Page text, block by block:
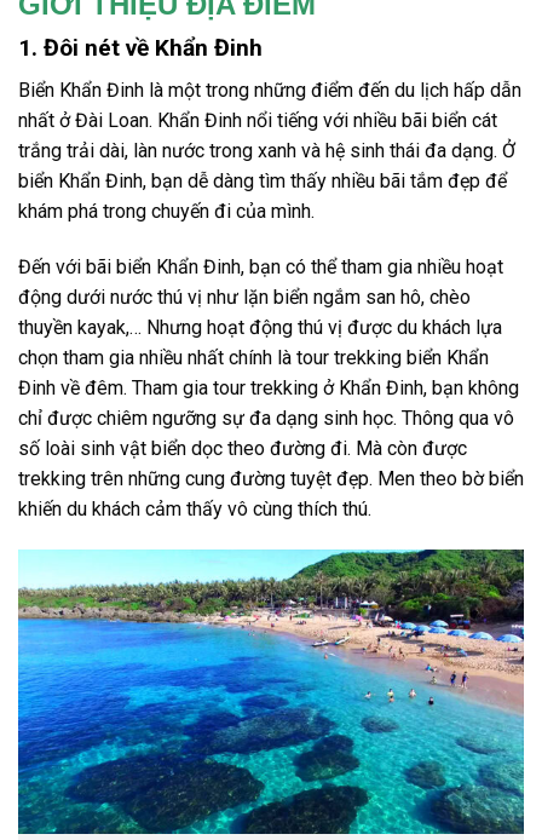
1. Đôi nét về Khẩn Đinh
Biển Khẩn Đinh là một trong những điểm đến du lịch hấp dẫn
nhất ở Đài Loan. Khẩn Đinh nổi tiếng với nhiều bãi biển cát
trắng trải dài, làn nước trong xanh và hệ sinh thái đa dạng. Ở
biển Khẩn Đinh, bạn dễ dàng tìm thấy nhiều bãi tắm đẹp để
khám phá trong chuyến đi của mình.
Đến với bãi biển Khẩn Đinh, bạn có thể tham gia nhiều hoạt
động dưới nước thú vị như lặn biển ngắm san hô, chèo
thuyền kayak,… Nhưng hoạt động thú vị được du khách lựa
chọn tham gia nhiều nhất chính là tour trekking biển Khẩn
Đinh về đêm. Tham gia tour trekking ở Khẩn Đinh, bạn không
chỉ được chiêm ngưỡng sự đa dạng sinh học. Thông qua vô
số loài sinh vật biển dọc theo đường đi. Mà còn được
trekking trên những cung đường tuyệt đẹp. Men theo bờ biển
khiến du khách cảm thấy vô cùng thích thú.